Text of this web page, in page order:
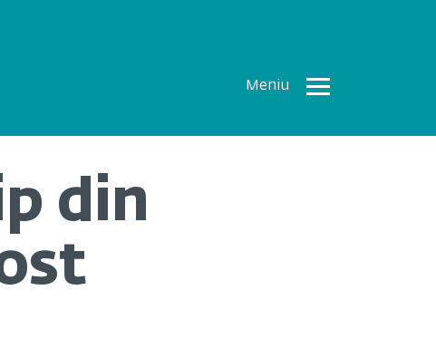
Meniu
Toate
din